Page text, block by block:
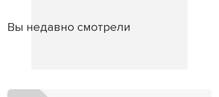
Вы недавно смотрели